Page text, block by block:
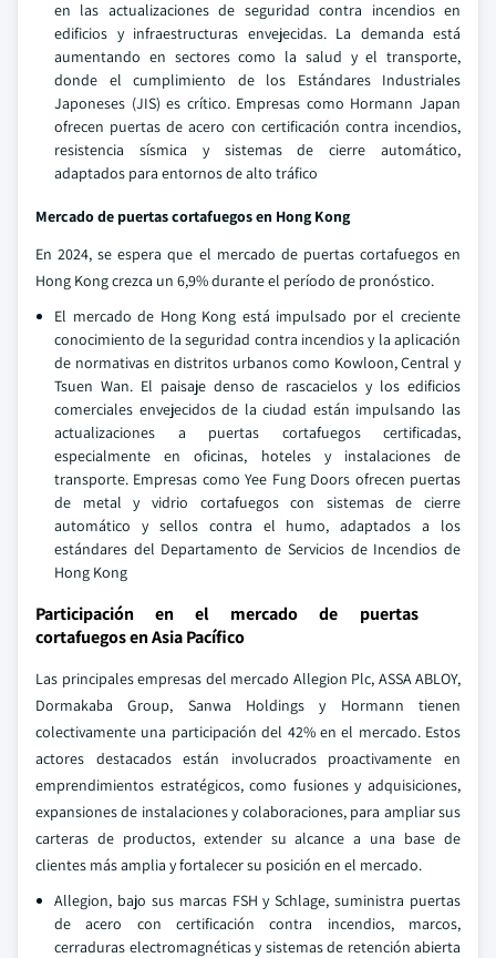
en las actualizaciones de seguridad contra incendios en
edificios y infraestructuras envejecidas. La demanda está
aumentando en sectores como la salud y el transporte,
donde el cumplimiento de los Estándares Industriales
Japoneses (JIS) es crítico. Empresas como Hormann Japan
ofrecen puertas de acero con certificación contra incendios,
resistencia sísmica y sistemas de cierre automático,
adaptados para entornos de alto tráfico
Mercado de puertas cortafuegos en Hong Kong
En 2024, se espera que el mercado de puertas cortafuegos en
Hong Kong crezca un 6,9% durante el período de pronóstico.
El mercado de Hong Kong está impulsado por el creciente
conocimiento de la seguridad contra incendios y la aplicación
de normativas en distritos urbanos como Kowloon, Central y
Tsuen Wan. El paisaje denso de rascacielos y los edificios
comerciales envejecidos de la ciudad están impulsando las
actualizaciones a puertas cortafuegos certificadas,
especialmente en oficinas, hoteles y instalaciones de
transporte. Empresas como Yee Fung Doors ofrecen puertas
de metal y vidrio cortafuegos con sistemas de cierre
automático y sellos contra el humo, adaptados a los
estándares del Departamento de Servicios de Incendios de
Hong Kong
Participación en el mercado de puertas
cortafuegos en Asia Pacífico
Las principales empresas del mercado Allegion Plc, ASSA ABLOY,
Dormakaba Group, Sanwa Holdings y Hormann tienen
colectivamente una participación del 42% en el mercado. Estos
actores destacados están involucrados proactivamente en
emprendimientos estratégicos, como fusiones y adquisiciones,
expansiones de instalaciones y colaboraciones, para ampliar sus
carteras de productos, extender su alcance a una base de
clientes más amplia y fortalecer su posición en el mercado.
Allegion, bajo sus marcas FSH y Schlage, suministra puertas
de acero con certificación contra incendios, marcos,
cerraduras electromagnéticas y sistemas de retención abierta